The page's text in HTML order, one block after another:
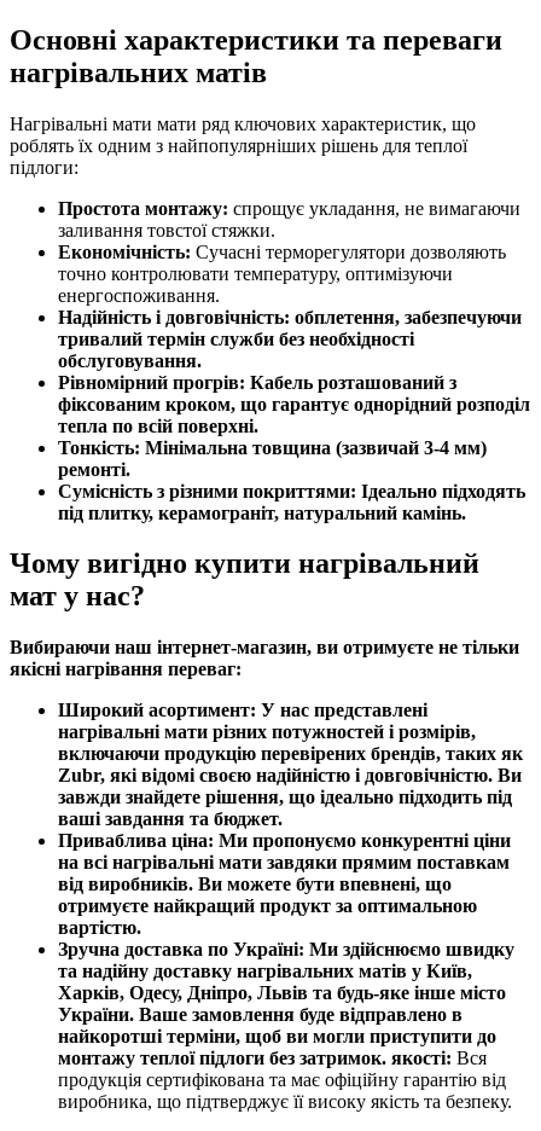
Основні характеристики та переваги
нагрівальних матів
Нагрівальні мати мати ряд ключових характеристик, що
роблять їх одним з найпопулярніших рішень для теплої
підлоги:
Простота монтажу: спрощує укладання, не вимагаючи
заливання товстої стяжки.
Економічність: Сучасні терморегулятори дозволяють
точно контролювати температуру, оптимізуючи
енергоспоживання.
Надійність і довговічність: обплетення, забезпечуючи
тривалий термін служби без необхідності
обслуговування.
Рівномірний прогрів: Кабель розташований з
фіксованим кроком, що гарантує однорідний розподіл
тепла по всій поверхні.
Тонкість: Мінімальна товщина (зазвичай 3-4 мм)
ремонті.
Сумісність з різними покриттями: Ідеально підходять
під плитку, керамограніт, натуральний камінь.
Чому вигідно купити нагрівальний
мат у нас?
Вибираючи наш інтернет-магазин, ви отримуєте не тільки
якісні нагрівання переваг:
Широкий асортимент: У нас представлені
нагрівальні мати різних потужностей і розмірів,
включаючи продукцію перевірених брендів, таких як
Zubr, які відомі своєю надійністю і довговічністю. Ви
завжди знайдете рішення, що ідеально підходить під
ваші завдання та бюджет.
Приваблива ціна: Ми пропонуємо конкурентні ціни
на всі нагрівальні мати завдяки прямим поставкам
від виробників. Ви можете бути впевнені, що
отримуєте найкращий продукт за оптимальною
вартістю.
Зручна доставка по Україні: Ми здійснюємо швидку
та надійну доставку нагрівальних матів у Київ,
Харків, Одесу, Дніпро, Львів та будь-яке інше місто
України. Ваше замовлення буде відправлено в
найкоротші терміни, щоб ви могли приступити до
монтажу теплої підлоги без затримок. якості: Вся
продукція сертифікована та має офіційну гарантію від
виробника, що підтверджує її високу якість та безпеку.